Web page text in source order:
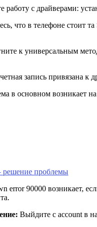
работу с драйверами:
что в телефоне стоит
к универсальным
запись привязана к
в основном возникает
решение проблемы
error 90000 возникает,
Выйдите с account в